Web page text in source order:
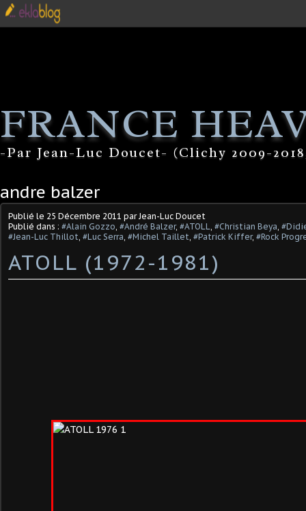
FRANCE
-Par Jean-Luc Doucet- (Clichy 2009-
andre balzer
Publié le 25 Décembre 2011 par Jean-Luc Doucet
Publié dans : #Alain Gozzo, #André Balzer, #ATOLL, #Christian Beya,
#Jean-Luc Thillot, #Luc Serra, #Michel Taillet, #Patrick Kiffer, #Rock
ATOLL (1972-1981)